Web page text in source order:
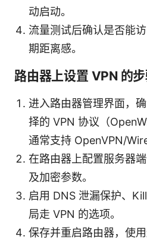
动启动。
流量测试后确认是否能
期距离感。
路由器上设置 VPN 的
进入路由器管理界面，
择的 VPN 协议（
通常支持 OpenVPN/
在路由器上配置服务器
及加密参数。
启用 DNS 泄漏保护、
局走 VPN 的选项。
保存并重启路由器，使